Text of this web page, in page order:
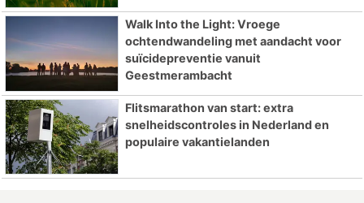
Walk Into the Light: Vroege
ochtendwandeling met aandacht voor
suïcidepreventie vanuit
Geestmerambacht
Flitsmarathon van start: extra
snelheidscontroles in Nederland en
populaire vakantielanden